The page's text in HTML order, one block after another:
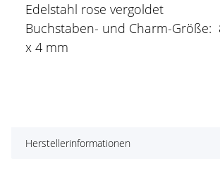
Edelstahl rose vergoldet
Buchstaben- und Charm-Größe:
x 4 mm
Herstellerinformationen